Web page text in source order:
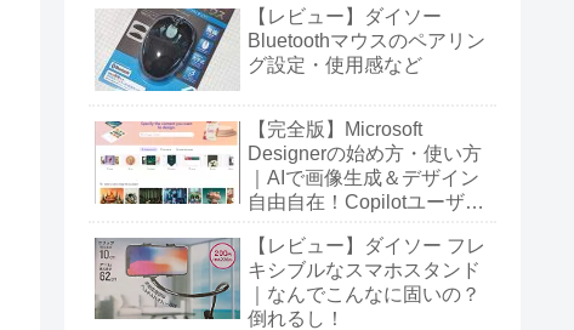
【レビュー】ダイソー
Bluetoothマウスのペアリン
グ設定・使用感など
【完全版】Microsoft
Designerの始め方・使い方
｜AIで画像生成＆デザイン
自由自在！Copilotユーザー
【レビュー】ダイソー フレ
キシブルなスマホスタンド
｜なんでこんなに固いの？
倒れるし！